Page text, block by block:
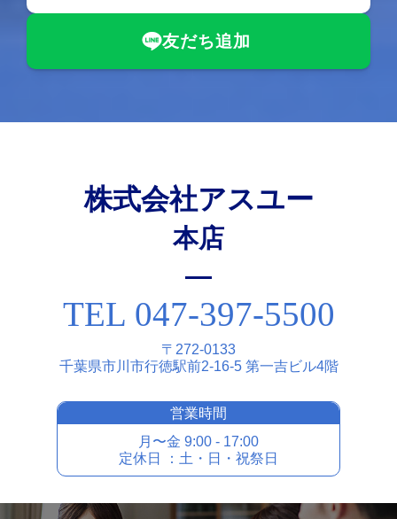
友だち追加
株式会社アスユー
本店
TEL 047-397-5500
〒272-0133
千葉県市川市⾏徳駅前2-16-5 第⼀吉ビル4階
営業時間
⽉〜⾦ 9:00 - 17:00
定休⽇ ：⼟・⽇・祝祭⽇